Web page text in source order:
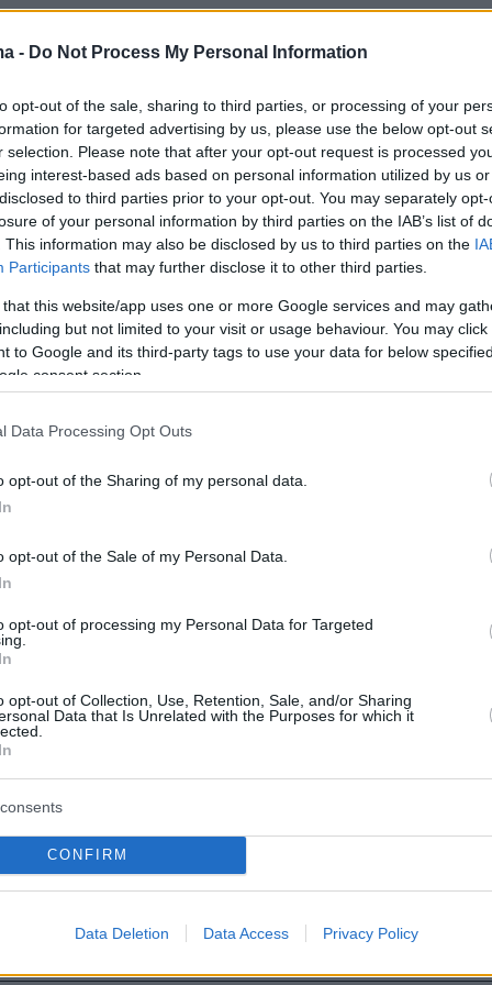
- Do Not Process My Personal Information
opt-out of the sale, sharing to third parties, or processing of your
for targeted advertising by us, please use the below opt-out
selection. Please note that after your opt-out request is processed
interest-based ads based on personal information utilized by us
to third parties prior to your opt-out. You may separately
of your personal information by third parties on the IAB’s list of
This information may also be disclosed by us to third parties on the
Participants that may further disclose it to other third parties.
that this website/app uses one or more Google services and may
but not limited to your visit or usage behaviour. You may
to Google and its third-party tags to use your data for below
consent section.
Data Processing Opt Outs
opt-out of the Sharing of my personal data.
opt-out of the Sale of my Personal Data.
opt-out of processing my Personal Data for Targeted
opt-out of Collection, Use, Retention, Sale, and/or Sharing
Data that Is Unrelated with the Purposes for which it
CONFIRM
Data Deletion Data Access Privacy Policy
όπως το «You're Welcome» και το
Go». Το πρώτο, μάλιστα, το τραγουδά ο ίδιος
έγινε τέσσερις φορές πλατινένιο.
η προτομή «βόμβα» εκρήγνυται στα χέρια
στην Αγία Πετρούπολη
μία βδομάδα ο Σειραγάκης που ασέλγησε σε
για τη ζωή μας» (βίντεο)